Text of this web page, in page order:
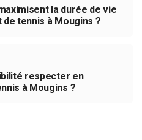
la durée de vie
tennis à Mougins ?
respecter en
à Mougins ?